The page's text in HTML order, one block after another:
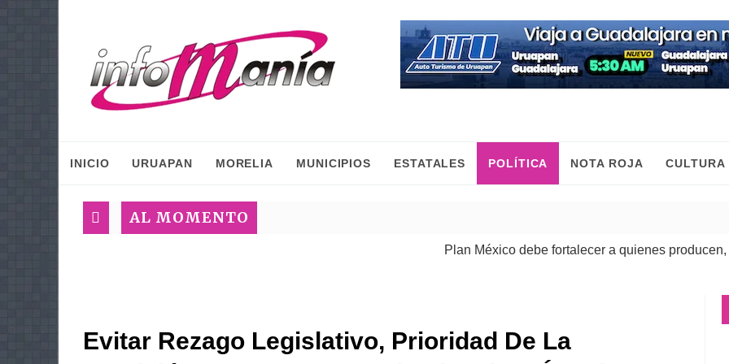
INICIO URUAPAN MORELIA MUNICIPIOS ESTATALES POLÍTICA NOTA ROJA CULTURA
AL MOMENTO
Plan México debe fortalecer a quienes producen,
Evitar Rezago Legislativo, Prioridad De La